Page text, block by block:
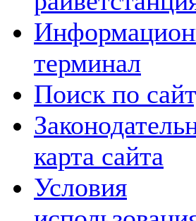
терминал
Поиск по
карта сайта
Условия